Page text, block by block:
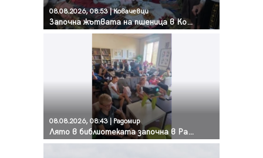
08.08.2026, 08:53 | Ковачевци
Започна жътвата на пшеница в Ковачевци
08.08.2026, 08:43 | Радомир
Лято в библиотеката започна в Радомир